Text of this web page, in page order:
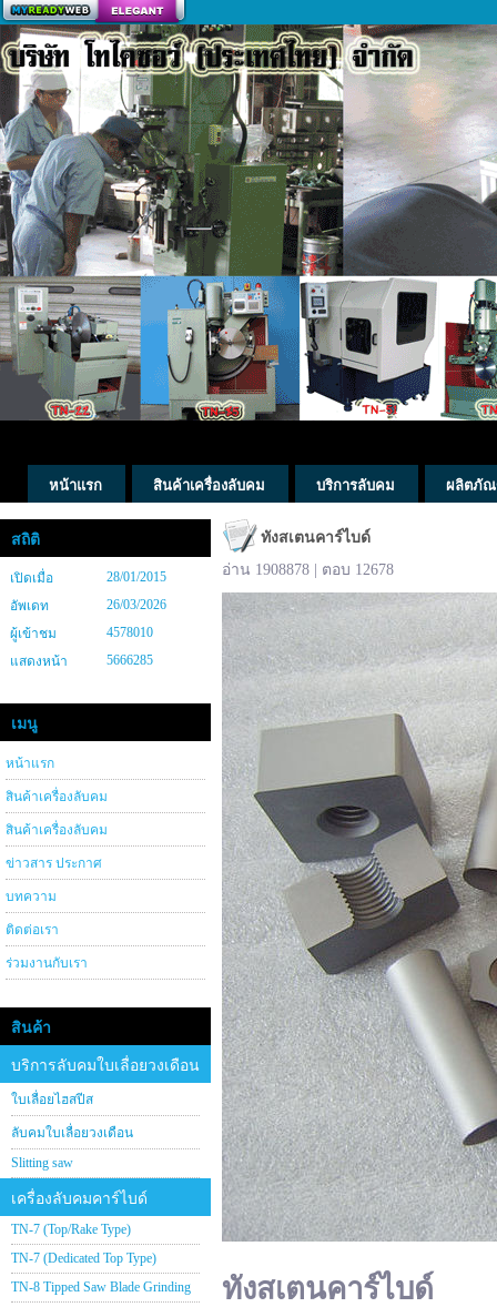
สร้างเว็บ
หน้าแรก สินค้าเครื่องลับคม บริการลับคม ผลิตภัณ
สถิติ
เปิดเมื่อ
28/01/2015
อัพเดท
26/03/2026
ผู้เข้าชม
4578010
แสดงหน้า
5666285
เมนู
หน้าแรก
สินค้าเครื่องลับคม
สินค้าเครื่องลับคม
ข่าวสาร ประกาศ
บทความ
ติดต่อเรา
ร่วมงานกับเรา
สินค้า
บริการลับคมใบเลื่อยวงเดือน
ใบเลื่อยไฮสปีส
ลับคมใบเลื่อยวงเดือน
Slitting saw
เครื่องลับคมคาร์ไบด์
TN-7 (Top/Rake Type)
TN-7 (Dedicated Top Type)
TN-8 Tipped Saw Blade Grinding
ทังสเตนคาร์ไบด์
อ่าน 1908878 | ตอบ 12678
ทังสเตนคาร์ไบด์